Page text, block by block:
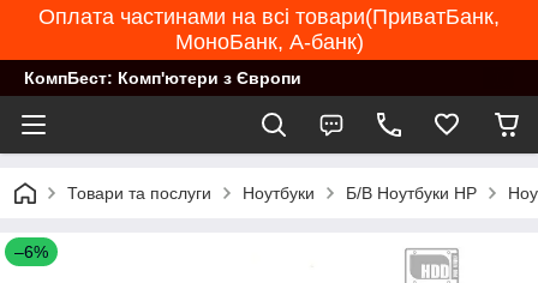
Оплата частинами на всі товари(ПриватБанк,
МоноБанк, А-банк)
КомпБест: Комп'ютери з Європи
Товари та послуги Ноутбуки Б/В Ноутбуки HP
–6%